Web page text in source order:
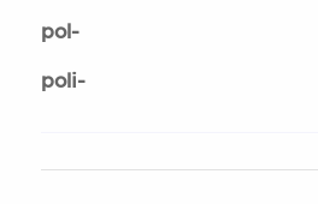
pol-
poli-